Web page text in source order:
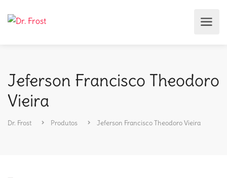
Jeferson Francisco Theodoro
Vieira
Dr. Frost Produtos Jeferson Francisco Theodoro Vieira